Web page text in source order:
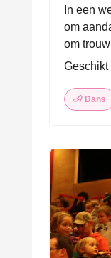
In een
om
om
Geschikt
Dans